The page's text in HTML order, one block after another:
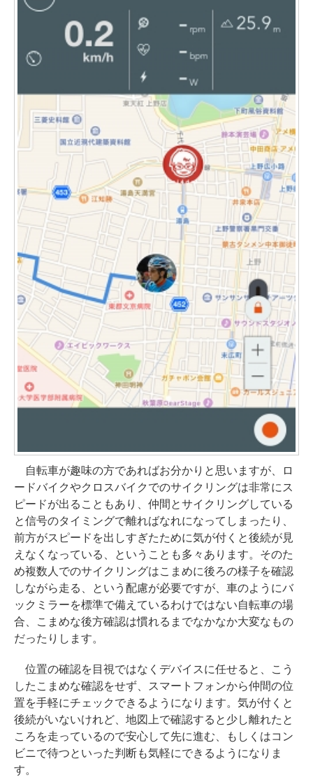
自転車が趣味の方であればお分かりと思いますが、ロ
ードバイクやクロスバイクでのサイクリングは非常にス
ピードが出ることもあり、仲間とサイクリングしている
と信号のタイミングで離ればなれになってしまったり、
前方がスピードを出しすぎたために気が付くと後続が見
えなくなっている、ということも多々あります。そのた
め複数人でのサイクリングはこまめに後ろの様子を確認
しながら走る、という配慮が必要ですが、車のようにバ
ックミラーを標準で備えているわけではない自転車の場
合、こまめな後方確認は慣れるまでなかなか大変なもの
だったりします。
位置の確認を目視ではなくデバイスに任せると、こう
したこまめな確認をせず、スマートフォンから仲間の位
置を手軽にチェックできるようになります。気が付くと
後続がいないけれど、地図上で確認すると少し離れたと
ころを走っているので安心して先に進む、もしくはコン
ビニで待つといった判断も気軽にできるようになりま
す。